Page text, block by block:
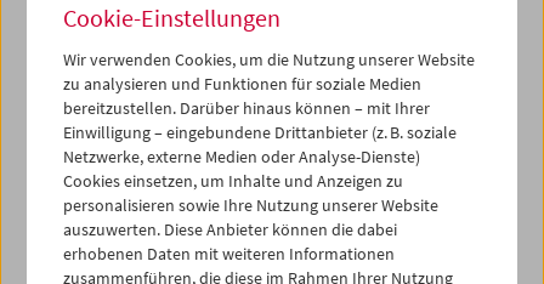
Cookie-Einstellungen
Wir verwenden Cookies, um die Nutzung unserer Website
zu analysieren und Funktionen für soziale Medien
bereitzustellen. Darüber hinaus können – mit Ihrer
Einwilligung – eingebundene Drittanbieter (z. B. soziale
Netzwerke, externe Medien oder Analyse-Dienste)
Cookies einsetzen, um Inhalte und Anzeigen zu
personalisieren sowie Ihre Nutzung unserer Website
auszuwerten. Diese Anbieter können die dabei
erhobenen Daten mit weiteren Informationen
zusammenführen, die diese im Rahmen Ihrer Nutzung